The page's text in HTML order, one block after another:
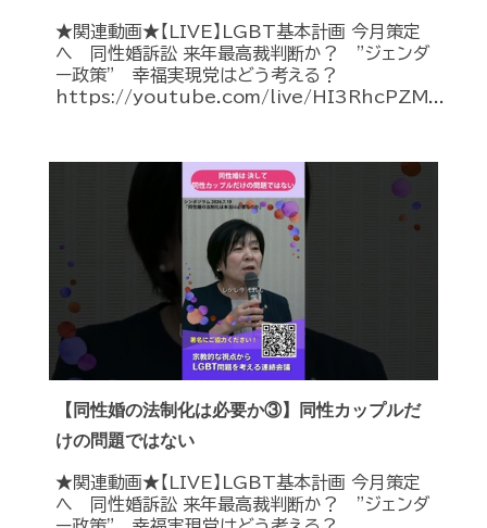
★関連動画★【LIVE】LGBT基本計画 今月策定
へ 同性婚訴訟 来年最高裁判断か？ ”ジェンダ
ー政策” 幸福実現党はどう考える？
https://youtube.com/live/HI3RhcPZM...
【同性婚の法制化は必要か③】同性カップルだ
けの問題ではない
★関連動画★【LIVE】LGBT基本計画 今月策定
へ 同性婚訴訟 来年最高裁判断か？ ”ジェンダ